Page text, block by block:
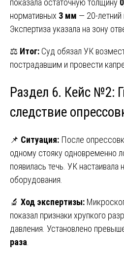
показала остаточную толщину
нормативных 3 мм — 20-летний
Экспертиза указала на зону
⚖️ Итог: Суд обязал УК
пострадавшим и провести
Раздел 6. Кейс №2:
следствие
📌 Ситуация: После
одному стояку одновременно
появилась течь. УК настаивала
оборудования.
🔬 Ход экспертизы:
показал признаки хрупкого
давления. Установлено
раза.